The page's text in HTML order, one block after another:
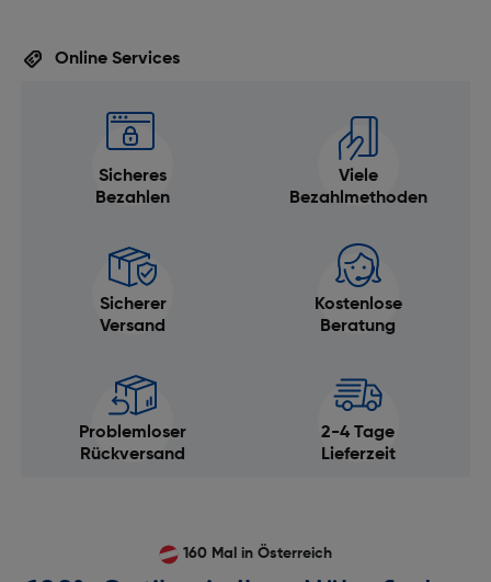
Online Services
Sicheres
Bezahlen
Viele
Bezahlmethoden
Sicherer
Versand
Kostenlose
Beratung
Problemloser
Rückversand
2-4 Tage
Lieferzeit
160 Mal in Österreich